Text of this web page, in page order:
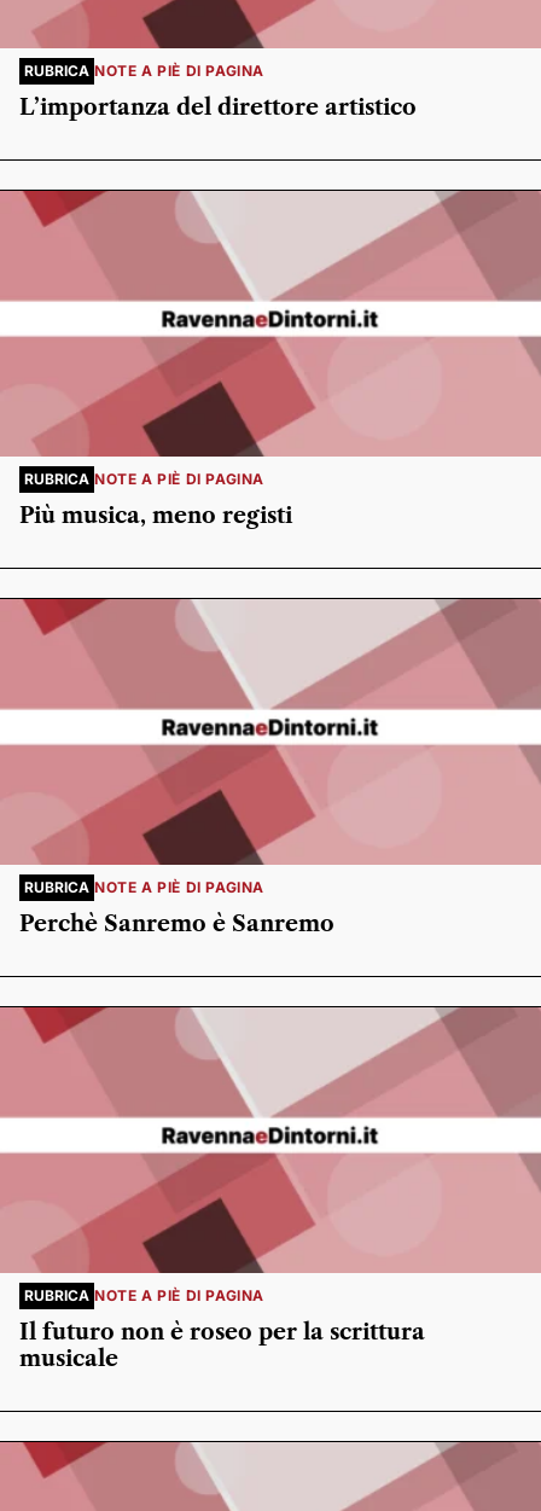
RUBRICA NOTE A PIÈ DI PAGINA
L’importanza del direttore artistico
RUBRICA NOTE A PIÈ DI PAGINA
Più musica, meno registi
RUBRICA NOTE A PIÈ DI PAGINA
Perchè Sanremo è Sanremo
RUBRICA NOTE A PIÈ DI PAGINA
Il futuro non è roseo per la scrittura
musicale